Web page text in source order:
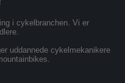
i cykelbranchen. Vi er
uddannede cykelmekanikere